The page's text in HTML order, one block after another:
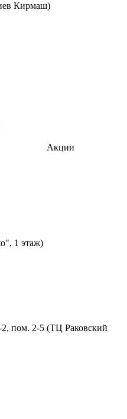
Кирмаш)
Акции
1 этаж)
пом. 2-5 (ТЦ Раковский